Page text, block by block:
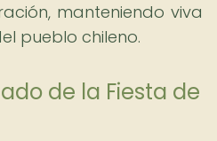
manteniendo viva
pueblo chileno.
de la Fiesta de